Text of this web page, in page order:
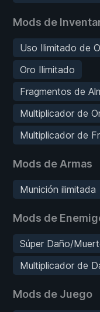
Mods de
Uso Ilimitado de
Oro Ilimitado
Fragmentos de
Multiplicador de
Multiplicador de
Mods de Armas
Munición ilimitada
Mods de
Súper Daño/
Multiplicador de
Mods de Juego